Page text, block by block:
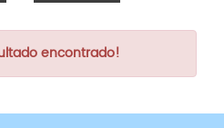
encontrado!